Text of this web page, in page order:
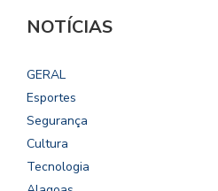
NOTÍCIAS
GERAL
Esportes
Segurança
Cultura
Tecnologia